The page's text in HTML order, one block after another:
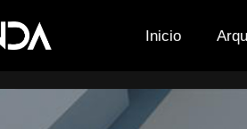
Inicio